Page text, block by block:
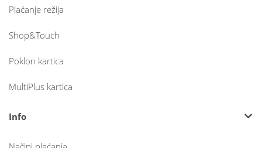
Plaćanje režija
Shop&Touch
Poklon kartica
MultiPlus kartica
Info